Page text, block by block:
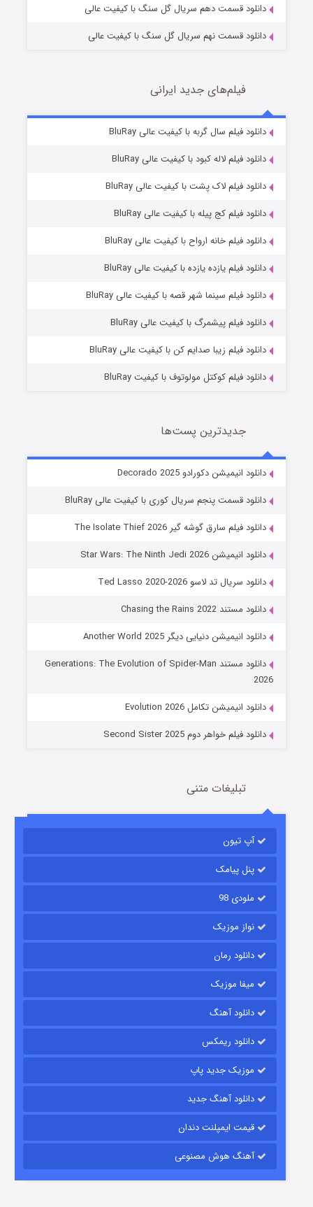
قسمت7 (زیرنویس) منتشر شد
خاندان اژدها فصل ۳
جادوگری در مغولستان
قسمت14 (زیرنویس) منتشر شد
باب اسفنجی فصل ۱۷
قسمت6 (زیرنویس) منتشر شد
قسمت15 (دوبله) منتشر شد
دانلود قسمت دهم سریال گل سنگ با کیفیت عالی
دانلود قسمت نهم سریال گل سنگ با کیفیت عالی
فیلم‌های جدید ایرانی
دانلود فیلم سال گربه با کیفیت عالی BluRay
دانلود فیلم لاله کبود با کیفیت عالی BluRay
دانلود فیلم لاک پشت با کیفیت عالی BluRay
دانلود فیلم کج‌ پیله با کیفیت عالی BluRay
دانلود فیلم خانه ارواح با کیفیت عالی BluRay
دانلود فیلم یازده یازده با کیفیت عالی BluRay
دانلود فیلم سینما شهر قصه با کیفیت عالی BluRay
دانلود فیلم پیشمرگ با کیفیت عالی BluRay
دانلود فیلم زیبا صدایم کن با کیفیت عالی BluRay
دانلود فیلم کوکتل مولوتوف با کیفیت BluRay
جدیدترین پست‌ها
دانلود انیمیشن دکورادو Decorado 2025
دانلود قسمت پنجم سریال کوری با کیفیت عالی BluRay
دانلود فیلم سارق گوشه گیر The Isolate Thief 2026
دانلود انیمیشن Star Wars: The Ninth Jedi 2026
دانلود سریال تد لاسو Ted Lasso 2020-2026
دانلود مستند Chasing the Rains 2022
دانلود انیمیشن دنیایی دیگر Another World 2025
دانلود مستند Generations: The Evolution of Spider-Man
2026
دانلود انیمیشن تکامل Evolution 2026
دانلود فیلم خواهر دوم Second Sister 2025
تبلیغات متنی
آپ تیون
پنل پیامک
ملودی 98
نواز موزیک
دانلود رمان
میفا موزیک
دانلود آهنگ
دانلود ریمکس
موزیک جدید پاپ
دانلود آهنگ جدید
قیمت ایمپلنت دندان
آهنگ هوش مصنوعی